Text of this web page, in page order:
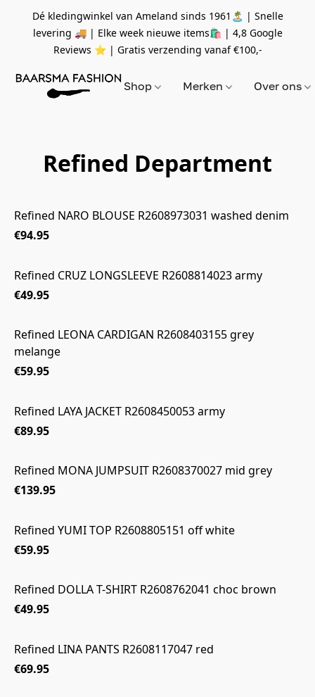
Dé kledingwinkel van Ameland sinds 1961🏝 | Snelle
levering 🚚 | Elke week nieuwe items🛍 | 4,8 Google
Reviews ⭐️ | Gratis verzending vanaf€100,-
Shop Merken Over ons
Refined Department
Refined NARO BLOUSE R2608973031 washed denim
€94.95
Refined CRUZ LONGSLEEVE R2608814023 army
€49.95
Refined LEONA CARDIGAN R2608403155 grey
melange
€59.95
Refined LAYA JACKET R2608450053 army
€89.95
Refined MONA JUMPSUIT R2608370027 mid grey
€139.95
Refined YUMI TOP R2608805151 off white
€59.95
Refined DOLLA T-SHIRT R2608762041 choc brown
€49.95
Refined LINA PANTS R2608117047 red
€69.95